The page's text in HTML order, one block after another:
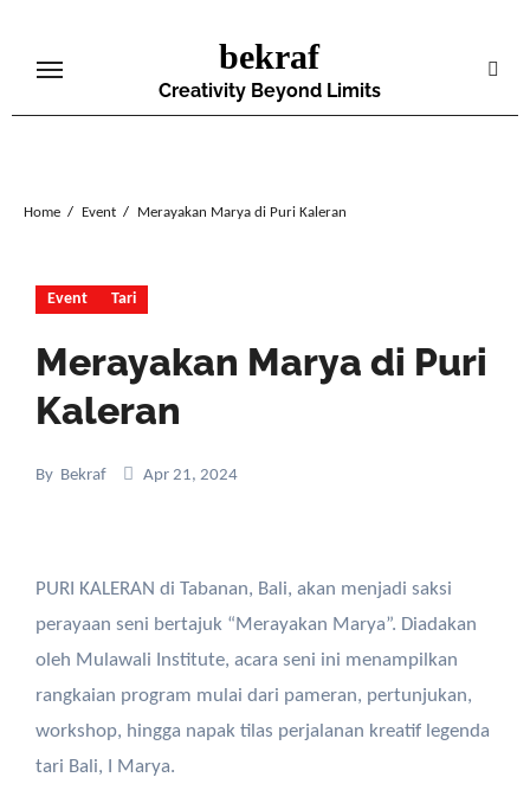
content
bekraf
Creativity Beyond Limits
Home Event Merayakan Marya di Puri Kaleran
Event Tari
Merayakan Marya di Puri
Kaleran
By Bekraf Apr 21, 2024
PURI KALERAN di Tabanan, Bali, akan menjadi saksi
perayaan seni bertajuk “Merayakan Marya”. Diadakan
oleh Mulawali Institute, acara seni ini menampilkan
rangkaian program mulai dari pameran, pertunjukan,
workshop, hingga napak tilas perjalanan kreatif legenda
tari Bali, I Marya.